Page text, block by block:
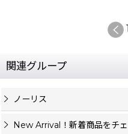
1
関連グループ
ノーリス
New Arrival！新着商品をチェ